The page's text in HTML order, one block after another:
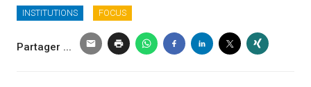
INSTITUTIONS FOCUS
Partager ...